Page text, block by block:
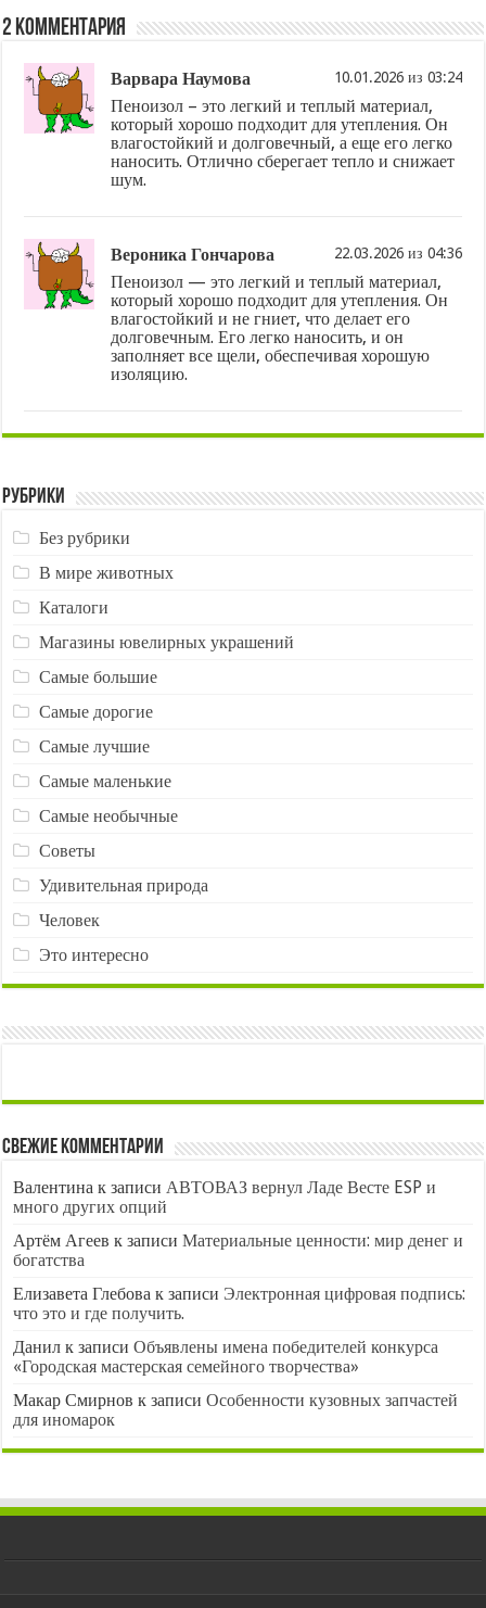
2 комментария
Варвара Наумова 10.01.2026 из 03:24
Пеноизол – это легкий и теплый материал,
который хорошо подходит для утепления. Он
влагостойкий и долговечный, а еще его легко
наносить. Отлично сберегает тепло и снижает
шум.
Вероника Гончарова 22.03.2026 из 04:36
Пеноизол — это легкий и теплый материал,
который хорошо подходит для утепления. Он
влагостойкий и не гниет, что делает его
долговечным. Его легко наносить, и он
заполняет все щели, обеспечивая хорошую
изоляцию.
Рубрики
Без рубрики
В мире животных
Каталоги
Магазины ювелирных украшений
Самые большие
Самые дорогие
Самые лучшие
Самые маленькие
Самые необычные
Советы
Удивительная природа
Человек
Это интересно
Свежие комментарии
Валентина к записиАВТОВАЗ вернул Ладе Весте ESP и
много других опций
Артём Агеев к записиМатериальные ценности: мир денег и
богатства
Елизавета Глебова к записи Электронная цифровая подпись:
что это и где получить.
Данил к записиОбъявлены имена победителей конкурса
«Городская мастерская семейного творчества»
Макар Смирнов к записиОсобенности кузовных запчастей
для иномарок